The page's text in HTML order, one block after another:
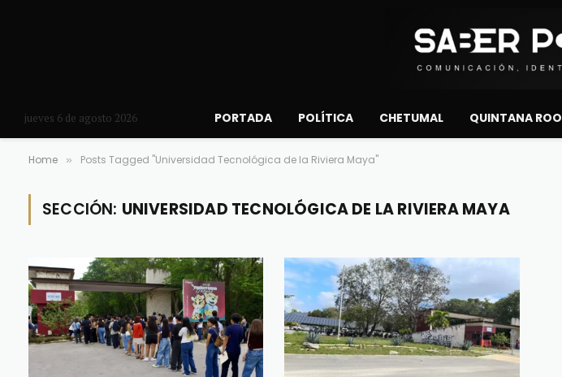
jueves 6 de agosto 2026 PORTADA POLÍTICA CHETUMAL QUINTANA ROO
Home » Posts Tagged "Universidad Tecnológica de la Riviera Maya"
SECCIÓN: UNIVERSIDAD TECNOLÓGICA DE LA RIVIERA MAYA